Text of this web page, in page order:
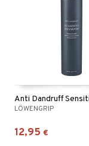
LÖWENGRIP
12,95 €